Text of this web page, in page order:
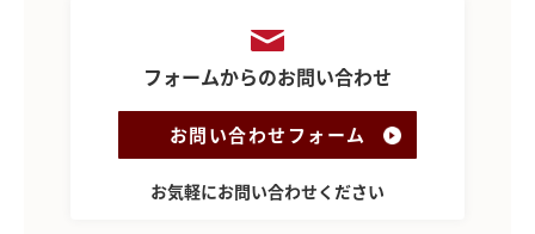
フォームからのお問い合わせ
お問い合わせフォーム
お気軽にお問い合わせください